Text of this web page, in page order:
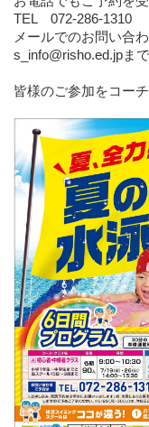
TEL 072‐286‐1310
メールでのお問い合
s_info@risho.ed.jpま
皆様のご参加をコー